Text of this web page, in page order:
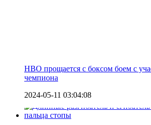
HBO прощается с боксом боем с
чемпиона
2024-05-11 03:04:08